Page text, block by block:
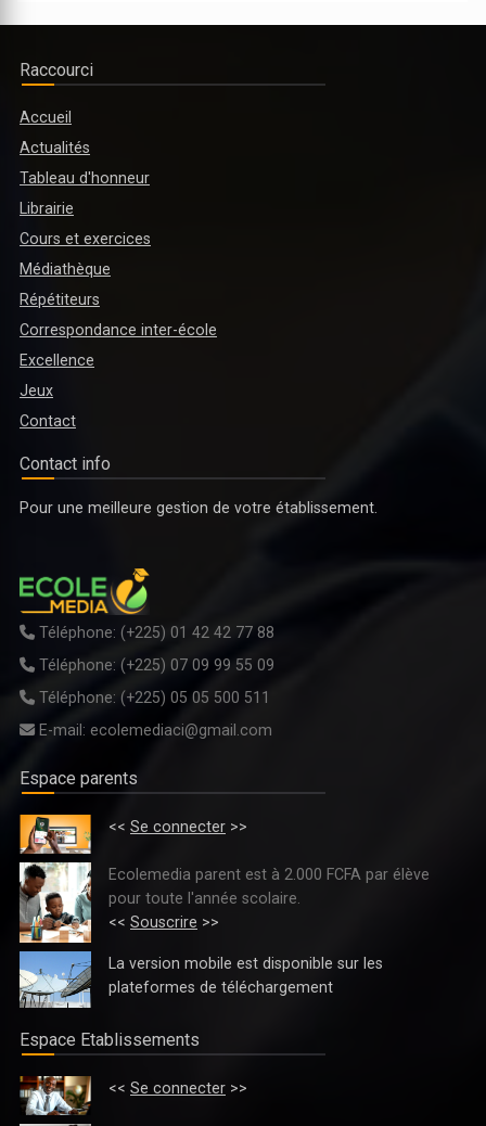
ENSEIGNEMENT TECHNIQUE ET PROFESSIONNEL : 15 CADRES EN
MISSION DE FORMATION ET DE RENFORCEMENT DES CAPACITÉS EN
ACTEURS DES ÉTABLISSEMENTS SCOLAIRES PRIVÉS
LYCEE PROFESSIONNEL MULTISECTORIEL DE DIABO INAUGURE
Raccourci
Accueil
Actualités
Tableau d'honneur
Librairie
Cours et exercices
Médiathèque
Répétiteurs
Correspondance inter-école
Excellence
Jeux
Contact
Contact info
Pour une meilleure gestion de votre établissement.
Téléphone: (+225) 01 42 42 77 88
Téléphone: (+225) 07 09 99 55 09
Téléphone: (+225) 05 05 500 511
E-mail: ecolemediaci@gmail.com
Espace parents
<< Se connecter >>
Ecolemedia parent est à 2.000 FCFA par élève
pour toute l'année scolaire.
<< Souscrire >>
La version mobile est disponible sur les
plateformes de téléchargement
Espace Etablissements
<< Se connecter >>